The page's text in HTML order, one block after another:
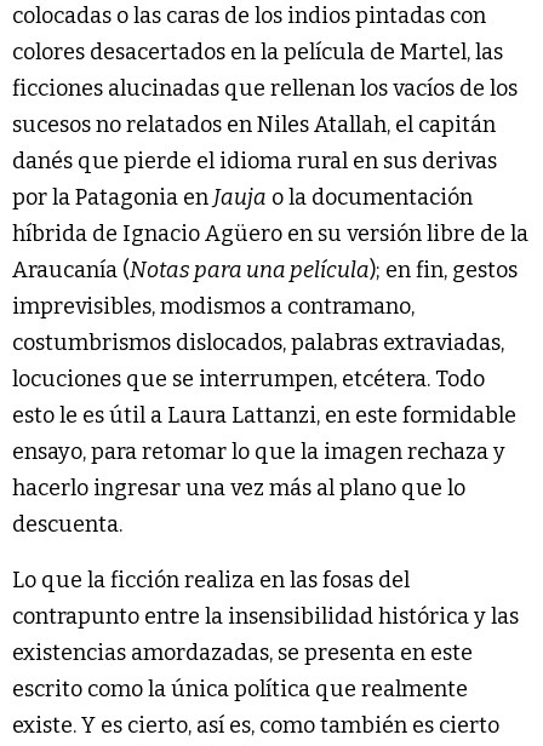
colocadas o las caras de los indios pintadas con
colores desacertados en la película de Martel, las
ficciones alucinadas que rellenan los vacíos de los
sucesos no relatados en Niles Atallah, el capitán
danés que pierde el idioma rural en sus derivas
por la Patagonia en Jauja o la documentación
híbrida de Ignacio Agüero en su versión libre de la
Araucanía (Notas para una película); en fin, gestos
imprevisibles, modismos a contramano,
costumbrismos dislocados, palabras extraviadas,
locuciones que se interrumpen, etcétera. Todo
esto le es útil a Laura Lattanzi, en este formidable
ensayo, para retomar lo que la imagen rechaza y
hacerlo ingresar una vez más al plano que lo
descuenta.
Lo que la ficción realiza en las fosas del
contrapunto entre la insensibilidad histórica y las
existencias amordazadas, se presenta en este
escrito como la única política que realmente
existe. Y es cierto, así es, como también es cierto